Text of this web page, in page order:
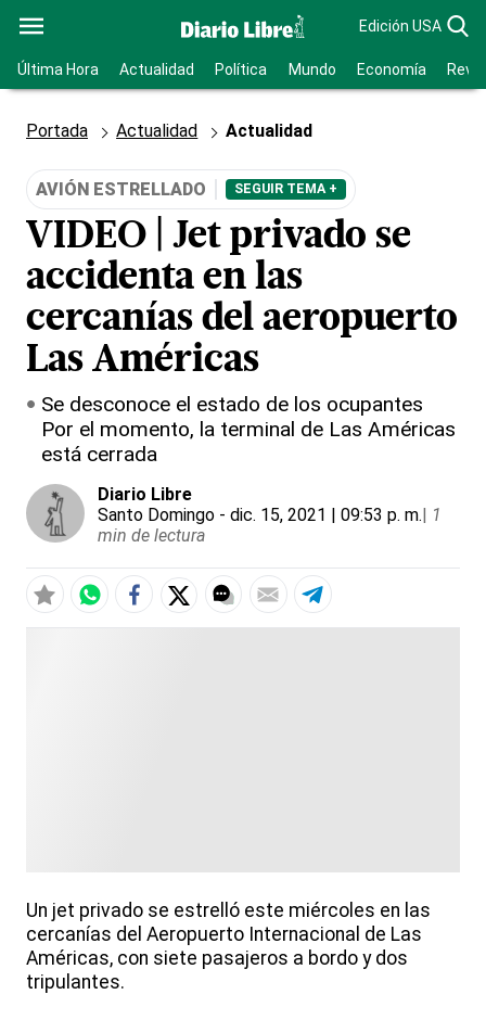
Edición USA
Última Hora Actualidad Política Mundo Economía
Portada Actualidad Actualidad
AVIÓN ESTRELLADO SEGUIR TEMA +
VIDEO | Jet privado se
accidenta en las
cercanías del aeropuerto
Las Américas
Se desconoce el estado de los ocupantes
Por el momento, la terminal de Las Américas
está cerrada
Diario Libre
Santo Domingo - dic. 15, 2021 | 09:53 p. m.| 1
min de lectura
Un jet privado se estrelló este miércoles en las
cercanías del Aeropuerto Internacional de Las
Américas, con siete pasajeros a bordo y dos
tripulantes.